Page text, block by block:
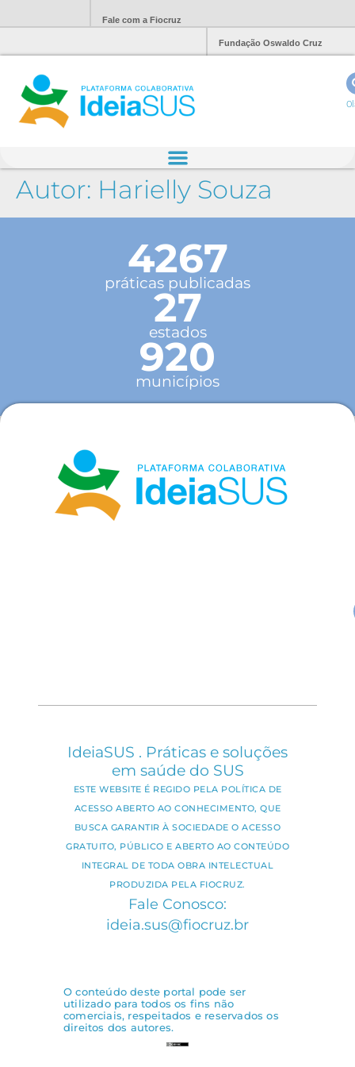
Fale com a Fiocruz
Fundação Oswaldo Cruz
Autor: Harielly Souza
4267
práticas publicadas
27
estados
920
municípios
IdeiaSUS . Práticas e soluções
em saúde do SUS
ESTE WEBSITE É REGIDO PELA POLÍTICA DE
ACESSO ABERTO AO CONHECIMENTO, QUE
BUSCA GARANTIR À SOCIEDADE O ACESSO
GRATUITO, PÚBLICO E ABERTO AO CONTEÚDO
INTEGRAL DE TODA OBRA INTELECTUAL
PRODUZIDA PELA FIOCRUZ.
Fale Conosco:
ideia.sus@fiocruz.br
O conteúdo deste portal pode ser
utilizado para todos os fins não
comerciais, respeitados e reservados os
direitos dos autores.